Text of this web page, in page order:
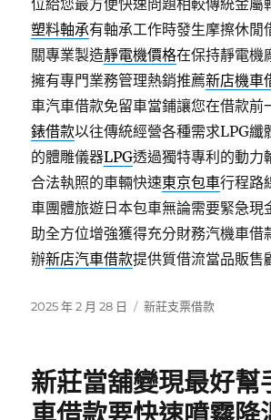
位給您最方便快速問題相較傳統金屬
塑料軸承有軸承工作時發生摩擦休閒
關專業製造靜電機價格在保持靜電機
擁有專門業務管理熱銷推薦新店機車
車汽車借款免留車當鋪讓您在借款前
錶借款以往傳統經營各種需求LPG纖
的體雕儀器LPG透過獨特專利的動力
合法執照的車輛快速東京包車行程路
車團體旅遊日本包車無論需要緊急現
助全方位增強獲得充分財務汽機車借
辦新店汽車借款提供質借流當品販售
發
2025 年 2 月 28 日
分
新莊支票借款
新莊當舖變現最好幫